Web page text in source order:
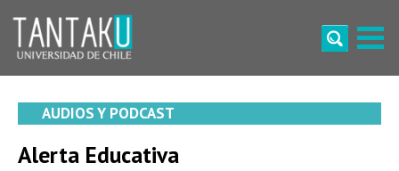
content
AUDIOS Y PODCAST
Alerta Educativa